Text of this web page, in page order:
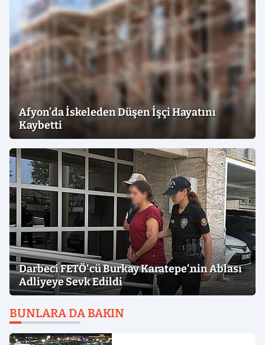
Afyon’da İskeleden Düşen İşçi Hayatını
Kaybetti
Darbeci FETÖ'cü Burkay Karatepe'nin Ablası
Adliyeye Sevk Edildi
BUNLARA DA BAKIN